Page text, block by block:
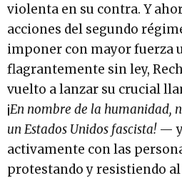
violenta en su contra. Y
acciones del segundo
imponer con mayor fuerza
flagrantemente sin ley,
vuelto a lanzar su crucial
¡En nombre de la humanidad,
un Estados Unidos fascista! —
activamente con las
protestando y resistiendo